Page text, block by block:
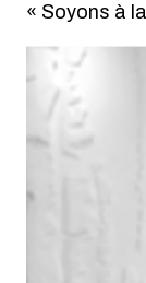
« Soyons à